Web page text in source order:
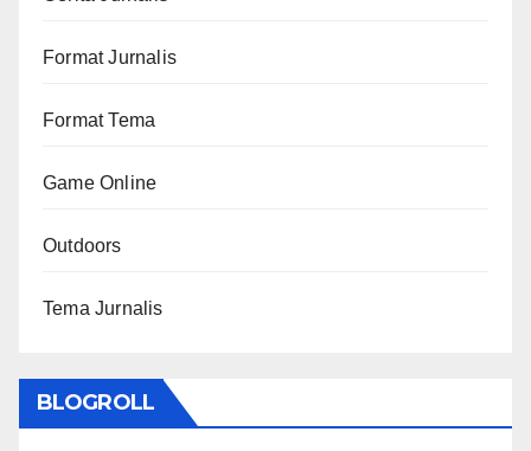
Format Jurnalis
Format Tema
Game Online
Outdoors
Tema Jurnalis
BLOGROLL